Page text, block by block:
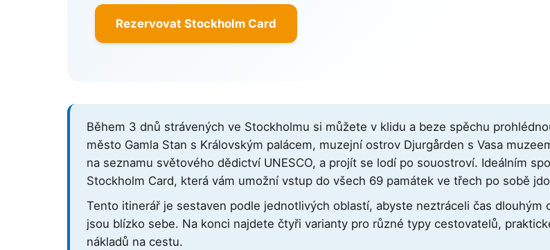
Rezervovat Stockholm Card
Během 3 dnů strávených ve Stockholmu si můžete v klidu a beze spěchu
město Gamla Stan s Královským palácem, muzejní ostrov Djurgården s Vasa
na seznamu světového dědictví UNESCO, a projít se lodí po souostroví. Ideálním
Stockholm Card, která vám umožní vstup do všech 69 památek ve třech po sobě
Tento itinerář je sestaven podle jednotlivých oblastí, abyste neztráceli čas
jsou blízko sebe. Na konci najdete čtyři varianty pro různé typy cestovatelů,
nákladů na cestu.